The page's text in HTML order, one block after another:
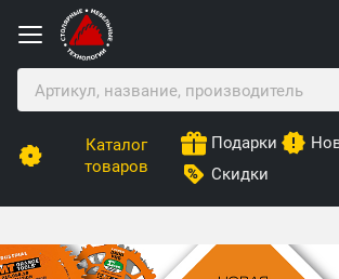
Каталог
товаров
Подарки
Скидки
Столярные Мебельные